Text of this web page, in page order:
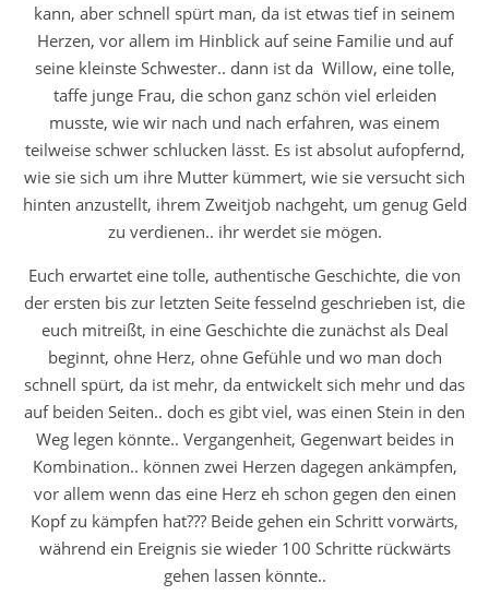
kann, aber schnell spürt man, da ist etwas tief in seinem
Herzen, vor allem im Hinblick auf seine Familie und auf
seine kleinste Schwester.. dann ist da Willow, eine tolle,
taffe junge Frau, die schon ganz schön viel erleiden
musste, wie wir nach und nach erfahren, was einem
teilweise schwer schlucken lässt. Es ist absolut aufopfernd,
wie sie sich um ihre Mutter kümmert, wie sie versucht sich
hinten anzustellt, ihrem Zweitjob nachgeht, um genug Geld
zu verdienen.. ihr werdet sie mögen.
Euch erwartet eine tolle, authentische Geschichte, die von
der ersten bis zur letzten Seite fesselnd geschrieben ist, die
euch mitreißt, in eine Geschichte die zunächst als Deal
beginnt, ohne Herz, ohne Gefühle und wo man doch
schnell spürt, da ist mehr, da entwickelt sich mehr und das
auf beiden Seiten.. doch es gibt viel, was einen Stein in den
Weg legen könnte.. Vergangenheit, Gegenwart beides in
Kombination.. können zwei Herzen dagegen ankämpfen,
vor allem wenn das eine Herz eh schon gegen den einen
Kopf zu kämpfen hat??? Beide gehen ein Schritt vorwärts,
während ein Ereignis sie wieder 100 Schritte rückwärts
gehen lassen könnte..